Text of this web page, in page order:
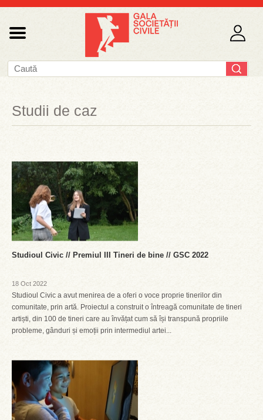
Studii de caz
Studioul Civic // Premiul III Tineri de bine // GSC 2022
18 Oct 2022
Studioul Civic a avut menirea de a oferi o voce proprie tinerilor din
comunitate, prin artă. Proiectul a construit o întreagă comunitate de tineri
artiști, din 100 de tineri care au învățat cum să își transpună propriile
probleme, gânduri și emoții prin intermediul artei...